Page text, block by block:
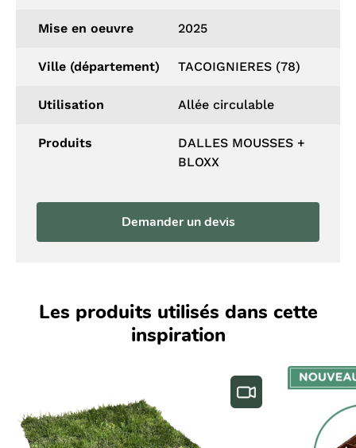
Mise en oeuvre 2025
Ville (département) TACOIGNIERES (78)
Utilisation Allée circulable
Produits
DALLES MOUSSES +
BLOXX
Demander un devis
Les produits utilisés dans cette
inspiration